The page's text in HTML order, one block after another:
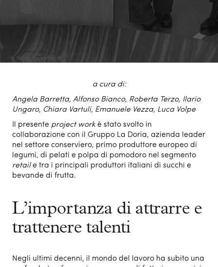
a cura di:
Angela Barretta, Alfonso Bianco, Roberta Terzo, Ilario
Ungaro, Chiara Vartuli, Emanuele Vezza, Luca Volpe
Il presente project workè stato svolto in
collaborazione con il Gruppo La Doria, azienda leader
nel settore conserviero, primo produttore europeo di
legumi, di pelati e polpa di pomodoro nel segmento
retaile tra i principali produttori italiani di succhi e
bevande di frutta.
L’importanza di attrarre e
trattenere talenti
Negli ultimi decenni, il mondo del lavoro ha subito una